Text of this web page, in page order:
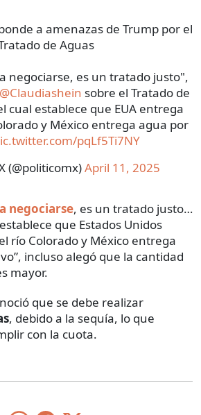
a amenazas de Trump por el
de Aguas
negociarse, es un tratado justo",
@Claudiashein sobre el Tratado de
cual establece que EUA entrega
y México entrega agua por
pqLf5Ti7NY
(@politicomx)April 11, 2025
negociarse, es un tratado justo…
que Estados Unidos
río Colorado y México entrega
incluso alegó que la cantidad
mayor.
que se debe realizar
, debido a la sequía, lo que
con la cuota.